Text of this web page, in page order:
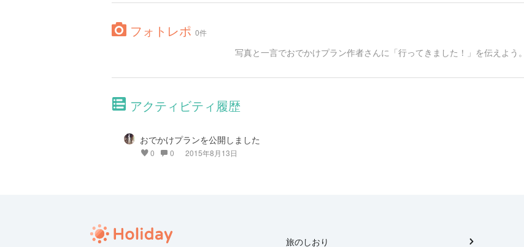
フォトレポ 0件
写真と一言でおでかけプラン作者さんに「行ってきました！」を伝えよう。
アクティビティ履歴
おでかけプランを公開しました
0 0 2015年8月13日
旅のしおり